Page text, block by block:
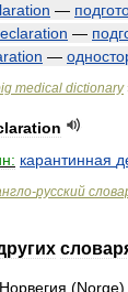
—
—
—
medical dictionary
карантинная
-русский
Норвегия (Norge